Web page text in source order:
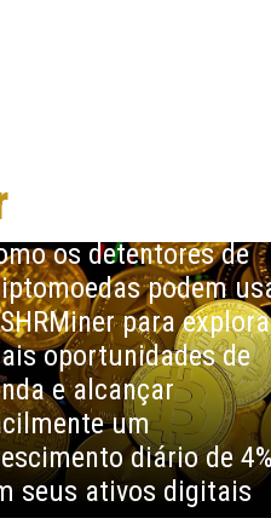
os detentores de
podem
para
oportunidades de
e alcançar
um
diário de
seus ativos digitais